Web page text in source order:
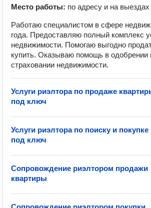
Место работы: по адресу и на выездах
Работаю специалистом в сфере
года. Предоставляю полный комплекс
недвижимости. Помогаю выгодно
купить. Оказываю помощь в одобрении
страховании недвижимости.
Услуги риэлтора по продаже
под ключ
Услуги риэлтора по поиску и
под ключ
Сопровождение риэлтором продажи
квартиры